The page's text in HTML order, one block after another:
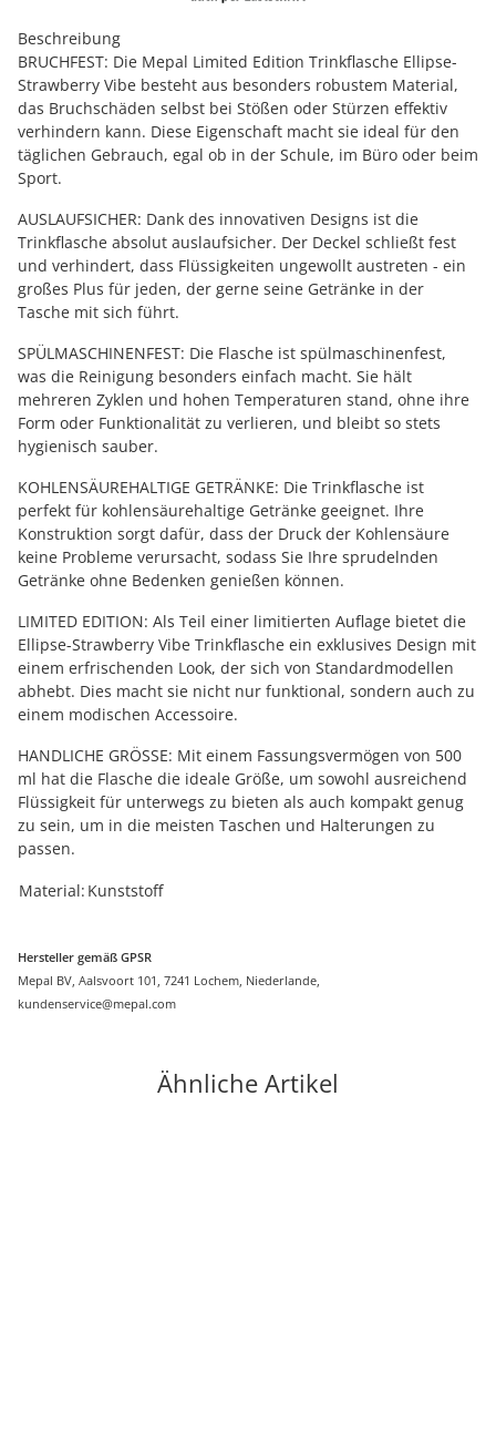
Beschreibung
BRUCHFEST: Die Mepal Limited Edition Trinkflasche Ellipse-
Strawberry Vibe besteht aus besonders robustem Material,
das Bruchschäden selbst bei Stößen oder Stürzen effektiv
verhindern kann. Diese Eigenschaft macht sie ideal für den
täglichen Gebrauch, egal ob in der Schule, im Büro oder beim
Sport.
AUSLAUFSICHER: Dank des innovativen Designs ist die
Trinkflasche absolut auslaufsicher. Der Deckel schließt fest
und verhindert, dass Flüssigkeiten ungewollt austreten - ein
großes Plus für jeden, der gerne seine Getränke in der
Tasche mit sich führt.
SPÜLMASCHINENFEST: Die Flasche ist spülmaschinenfest,
was die Reinigung besonders einfach macht. Sie hält
mehreren Zyklen und hohen Temperaturen stand, ohne ihre
Form oder Funktionalität zu verlieren, und bleibt so stets
hygienisch sauber.
KOHLENSÄUREHALTIGE GETRÄNKE: Die Trinkflasche ist
perfekt für kohlensäurehaltige Getränke geeignet. Ihre
Konstruktion sorgt dafür, dass der Druck der Kohlensäure
keine Probleme verursacht, sodass Sie Ihre sprudelnden
Getränke ohne Bedenken genießen können.
LIMITED EDITION: Als Teil einer limitierten Auflage bietet die
Ellipse-Strawberry Vibe Trinkflasche ein exklusives Design mit
einem erfrischenden Look, der sich von Standardmodellen
abhebt. Dies macht sie nicht nur funktional, sondern auch zu
einem modischen Accessoire.
HANDLICHE GRÖSSE: Mit einem Fassungsvermögen von 500
ml hat die Flasche die ideale Größe, um sowohl ausreichend
Flüssigkeit für unterwegs zu bieten als auch kompakt genug
zu sein, um in die meisten Taschen und Halterungen zu
passen.
Produkteigenschaft
Wert
Material: Kunststoff
Hersteller gemäß GPSR
Mepal BV, Aalsvoort 101, 7241 Lochem, Niederlande,
kundenservice@mepal.com
Ähnliche Artikel